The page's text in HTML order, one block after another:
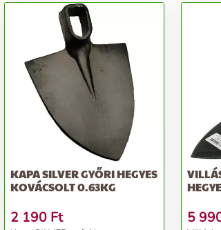
KAPA SILVER GYŐRI HEGYES
KOVÁCSOLT 0.63KG
2 190 Ft 5